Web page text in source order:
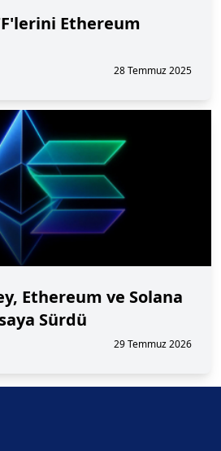
Ethereum
28 Temmuz 2025
Ethereum ve Solana
Sürdü
29 Temmuz 2026